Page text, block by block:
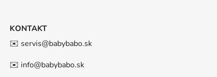
KONTAKT
✉️ servis@babybabo.sk
✉️ info@babybabo.sk